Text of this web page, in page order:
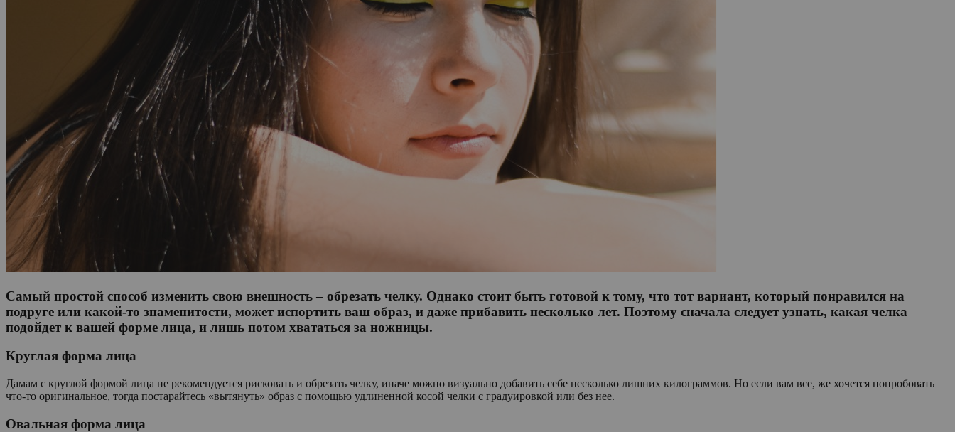
Самый простой способ изменить свою внешность – обрезать челку. Однако стоит быть готовой к тому, что тот вариант, который понравился на
подруге или какой-то знаменитости, может испортить ваш образ, и даже прибавить несколько лет. Поэтому сначала следует узнать, какая челка
подойдет к вашей форме лица, и лишь потом хвататься за ножницы.
Круглая форма лица
Дамам с круглой формой лица не рекомендуется рисковать и обрезать челку, иначе можно визуально добавить себе несколько лишних килограммов. Но если вам все, же хочется попробовать
что-то оригинальное, тогда постарайтесь «вытянуть» образ с помощью удлиненной косой челки с градуировкой или без нее.
Овальная форма лица